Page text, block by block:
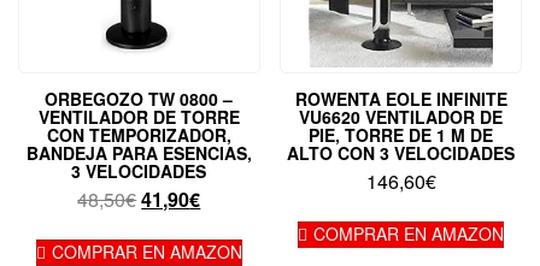
ORBEGOZO TW 0800 –
VENTILADOR DE TORRE
CON TEMPORIZADOR,
BANDEJA PARA ESENCIAS,
3 VELOCIDADES
48,50€El
original
41,90€El
actual
COMPRAR EN AMAZON
ROWENTA EOLE INFINITE
VU6620 VENTILADOR DE
PIE, TORRE DE 1 M DE
ALTO CON 3 VELOCIDADES
146,60€
COMPRAR EN AMAZON